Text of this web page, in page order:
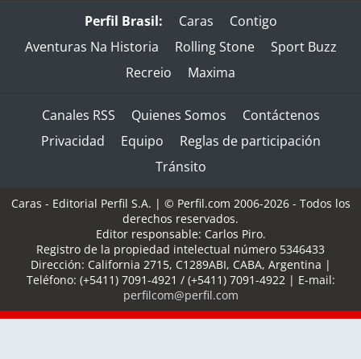
Perfil Brasil: Caras
Contigo
Aventuras Na Historia
Rolling Stone
Sport Buzz
Recreio
Maxima
Canales RSS Quienes Somos
Contáctenos
Privacidad
Equipo
Reglas de participación
Tránsito
Caras - Editorial Perfil S.A. | © Perfil.com 2006-2026 - Todos los
derechos reservados.
Editor responsable: Carlos Piro.
Registro de la propiedad intelectual número 5346433
Dirección: California 2715, C1289ABI, CABA, Argentina |
Teléfono: (+5411) 7091-4921 / (+5411) 7091-4922| E-mail:
perfilcom@perfil.com